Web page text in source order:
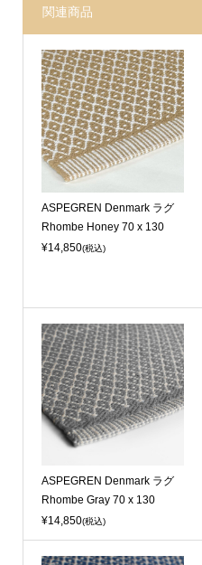
関連商品
ASPEGREN Denmark ラグ
Rhombe Honey 70 x 130
¥14,850(税込)
ASPEGREN Denmark ラグ
Rhombe Gray 70 x 130
¥14,850(税込)